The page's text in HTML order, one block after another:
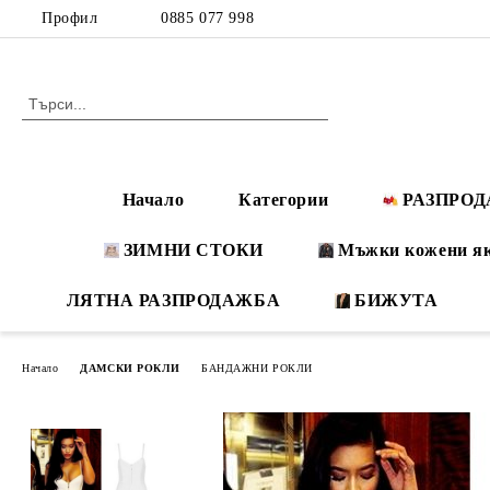
Профил 0885 077 998
Начало Категории
ЗИМНИ СТОКИ Мъжки кожени
ЛЯТНА РАЗПРОДАЖБА БИЖУТА
Начало ДАМСКИ РОКЛИ БАНДАЖНИ РОКЛИ